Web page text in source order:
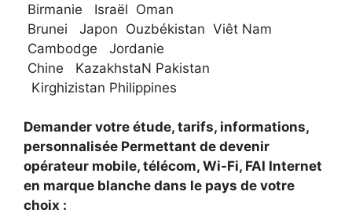
Birmanie Israël Oman
Brunei Japon Ouzbékistan Viêt Nam
Cambodge Jordanie
Chine KazakhstaN Pakistan
Kirghizistan Philippines
Demander votre étude, tarifs, informations,
personnalisée Permettant de devenir
opérateur mobile, télécom, Wi-Fi, FAI Internet
en marque blanche dans le pays de votre
choix :